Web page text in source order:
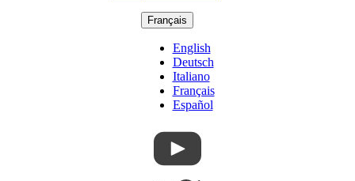
Français
English
Deutsch
Italiano
Français
Español